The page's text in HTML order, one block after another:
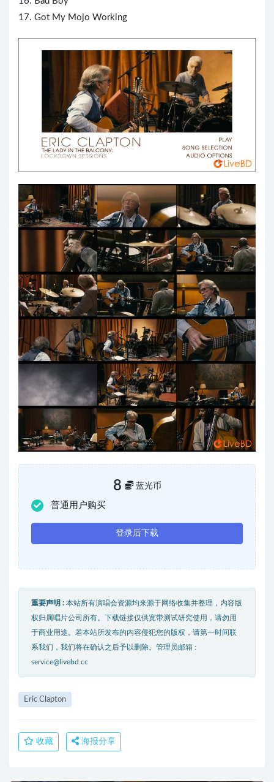
17. Got My Mojo Working
8 蓝光币
普通用户购买
登录后下载
重要声明 : 本站所有演唱会资源均来源于网络收集并整理，内容版
权归属唱片公司所有。下载链接仅供宽带测试研究使用，请勿用
于商业用途。若本站所发布的内容侵犯您的版权，请第一时间联
系我们，我们将在确认之后予以删除。管理员邮箱 :
service@livebd.cc
Eric Clapton
收藏 海报分享